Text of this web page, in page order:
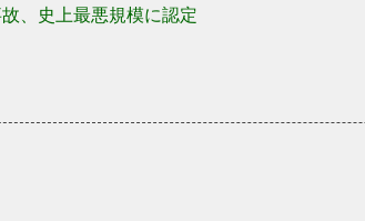
、史上最悪規模に認定